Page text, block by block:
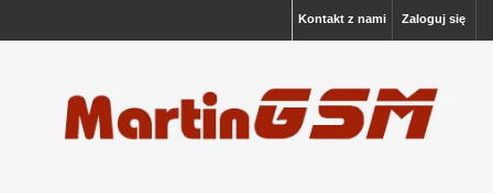
Zaloguj się
Kontakt z nami